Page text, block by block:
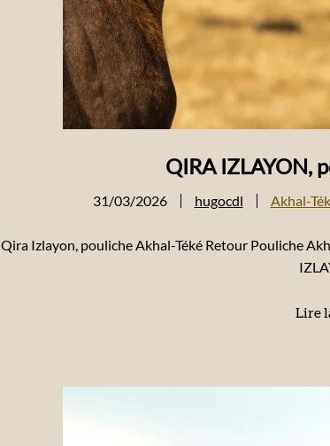
QIRA IZLAYON,
31/03/2026 hugocdl Akhal-
Qira Izlayon, pouliche Akhal-Téké Retour Pouliche
Lire